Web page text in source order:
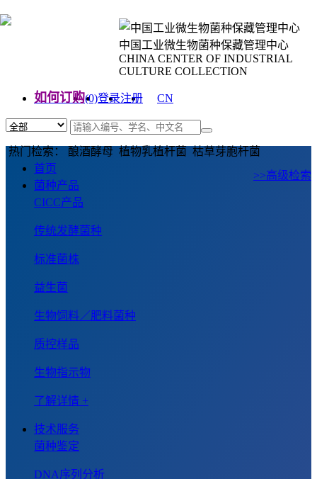
中国工业微生物菌种保藏管理中心
CHINA CENTER OF INDUSTRIAL
CULTURE COLLECTION
如何订购(0)登录注册
CN
热门检索： 酿酒酵母 植物乳植杆菌 枯草芽胞杆菌
>>高级检索
首页
菌种产品
CICC产品
传统发酵菌种
标准菌株
益生菌
生物饲料／肥料菌种
质控样品
生物指示物
了解详情 +
技术服务
菌种鉴定
DNA序列分析